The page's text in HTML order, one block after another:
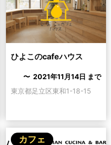
ひよこのcafeハウス
〜 2021年11月14日 まで
東京都足立区東和1-18-15
カフェ